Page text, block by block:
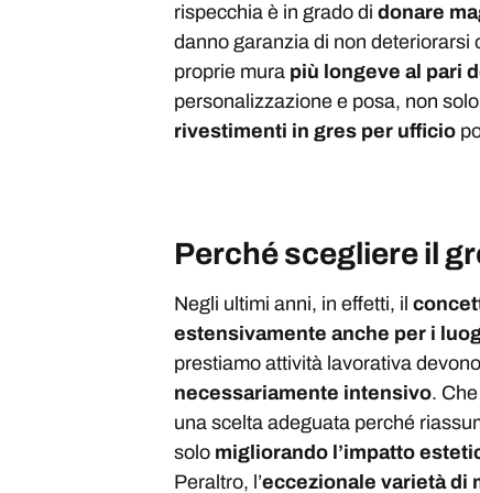
rispecchia è in grado di donare
danno garanzia di non deteriorarsi
proprie mura più longeve al pari
personalizzazione e posa, non
rivestimenti in gres per ufficio
Perché scegliere il
Negli ultimi anni, in effetti, il
estensivamente anche per i
prestiamo attività lavorativa
necessariamente intensivo.
una scelta adeguata perché
solo migliorando l’impatto
Peraltro, l’eccezionale varietà di